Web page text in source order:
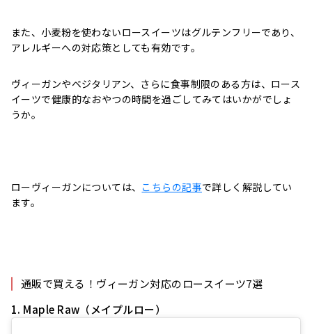
また、小麦粉を使わないロースイーツはグルテンフリーであり、
アレルギーへの対応策としても有効です。
ヴィーガンやベジタリアン、さらに食事制限のある方は、ロース
イーツで健康的なおやつの時間を過ごしてみてはいかがでしょ
うか。
ローヴィーガンについては、 こちらの記事で詳しく解説してい
ます。
通販で買える！ヴィーガン対応のロースイーツ7選
1. Maple Raw（メイプルロー）